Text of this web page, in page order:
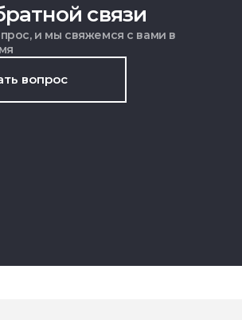
связи
и мы свяжемся с вами в
вопрос